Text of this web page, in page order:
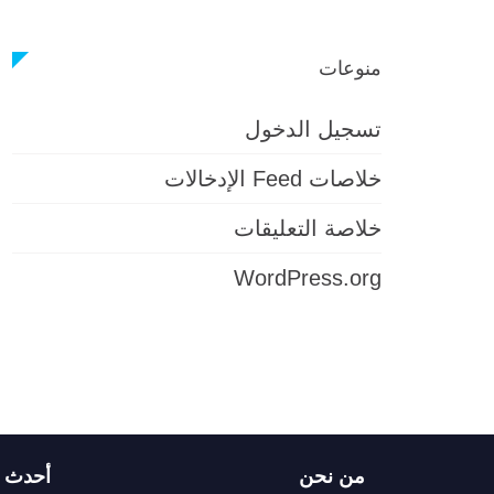
منوعات
تسجيل الدخول
خلاصات Feed الإدخالات
خلاصة التعليقات
WordPress.org
من نحن أحدث